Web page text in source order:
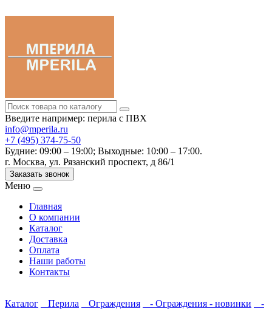
Введите например: перила с ПВХ
info@mperila.ru
+7 (495) 374-75-50
Будние: 09:00 – 19:00; Выходные: 10:00 – 17:00.
г. Москва, ул. Рязанский проспект, д 86/1
Заказать звонок
Меню
Главная
О компании
Каталог
Доставка
Оплата
Наши работы
Контакты
Каталог Перила Ограждения - Ограждения - новинки
-